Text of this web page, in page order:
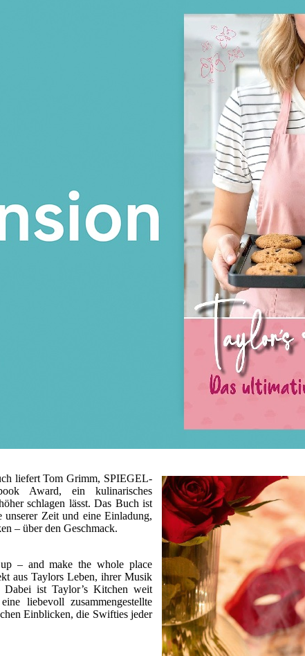
liefert Tom Grimm, SPIEGEL-
Award, ein kulinarisches
schlagen lässt. Das Buch ist
Zeit und eine Einladung,
– über den Geschmack.
– and make the whole place
aus Taylors Leben, ihrer Musik
Dabei ist Taylor’s Kitchen weit
liebevoll zusammengestellte
Einblicken, die Swifties jeder